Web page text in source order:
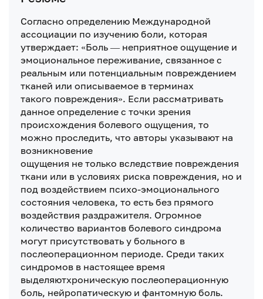
Согласно определению Международной
ассоциации по изучению боли, которая
утверждает: «Боль — неприятное ощущение и
эмоциональное переживание, связанное с
реальным или потенциальным повреждением
тканей или описываемое в терминах
такого повреждения». Если рассматривать
данное определение с точки зрения
происхождения болевого ощущения, то
можно проследить, что авторы указывают на
возникновение
ощущения не только вследствие повреждения
ткани или в условиях риска повреждения, но и
под воздействием психо-эмоционального
состояния человека, то есть без прямого
воздействия раздражителя. Огромное
количество вариантов болевого синдрома
могут присутствовать у больного в
послеоперационном периоде. Среди таких
синдромов в настоящее время
выделяютхроническую послеоперационную
боль, нейропатическую и фантомную боль.